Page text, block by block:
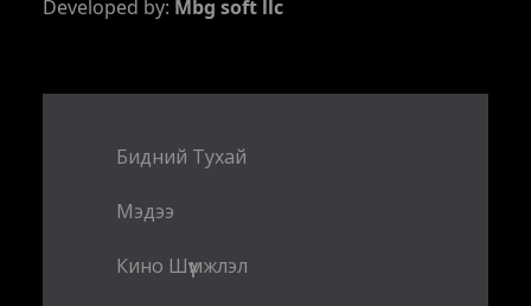
Developed by: Mbg soft llc
Бидний Тухай
Мэдээ
Кино Шүүмжлэл